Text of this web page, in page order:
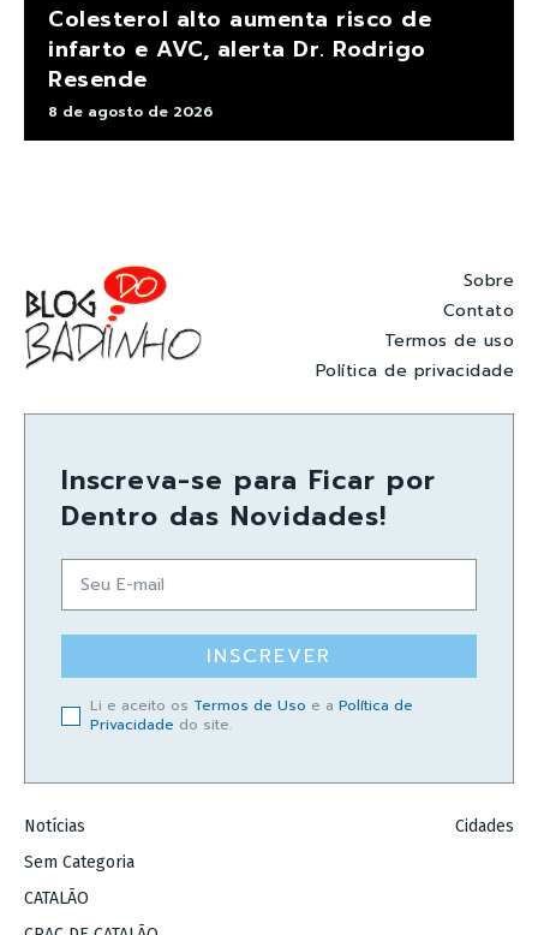
Colesterol alto aumenta risco de
infarto e AVC, alerta Dr. Rodrigo
Resende
8 de agosto de 2026
Sobre
Contato
Termos de uso
Política de privacidade
Inscreva-se para Ficar por
Dentro das Novidades!
INSCREVER
Li e aceito os Termos de Uso e a Política de
Privacidade do site.
Notícias
Sem Categoria
CATALÃO
Cidades